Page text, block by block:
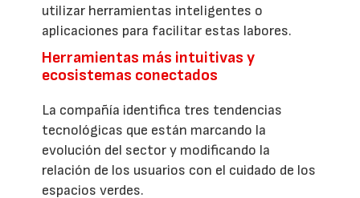
utilizar herramientas inteligentes o
aplicaciones para facilitar estas labores.
Herramientas más intuitivas y
ecosistemas conectados
La compañía identifica tres tendencias
tecnológicas que están marcando la
evolución del sector y modificando la
relación de los usuarios con el cuidado de los
espacios verdes.